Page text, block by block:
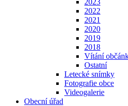
2023
2022
2021
2020
2019
2018
Vítání
Ostatní
Letecké snímky
Fotografie obce
Videogalerie
Obecní úřad